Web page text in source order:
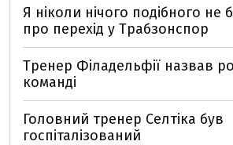
Я ніколи нічого подібного не
про перехід у Трабзонспор
Тренер Філадельфії назвав
команді
Головний тренер Селтіка був
госпіталізований